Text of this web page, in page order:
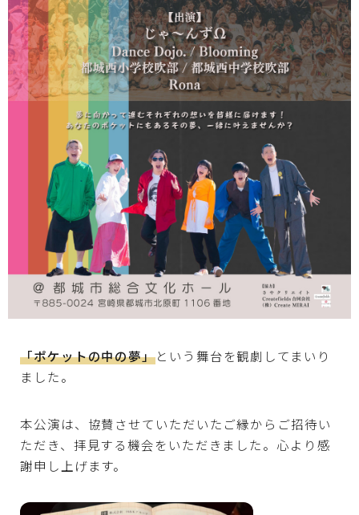
0120-430-565
資料請求
「ポケットの中の夢」という舞台を観劇してまいり
ました。
本公演は、協賛させていただいたご縁からご招待い
ただき、拝見する機会をいただきました。心より感
謝申し上げます。